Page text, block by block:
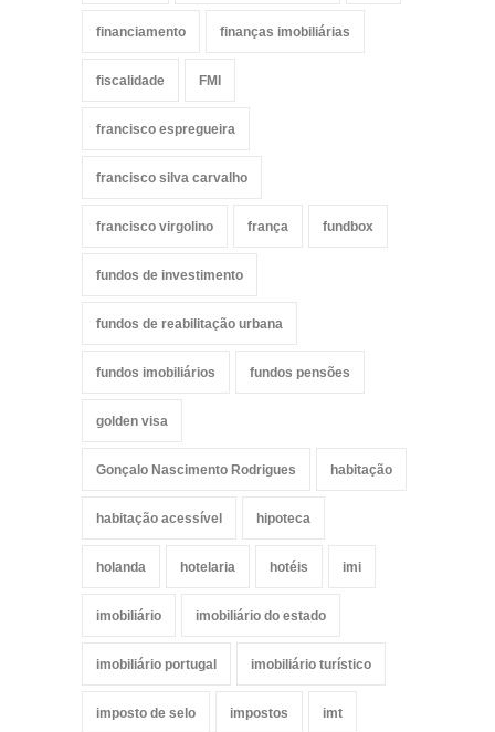
financiamento finanças imobiliárias
fiscalidade FMI
francisco espregueira
francisco silva carvalho
francisco virgolino frança fundbox
fundos de investimento
fundos de reabilitação urbana
fundos imobiliários fundos pensões
golden visa
Gonçalo Nascimento Rodrigues habitação
habitação acessível hipoteca
holanda hotelaria hotéis imi
imobiliário imobiliário do estado
imobiliário portugal imobiliário turístico
imposto de selo impostos imt